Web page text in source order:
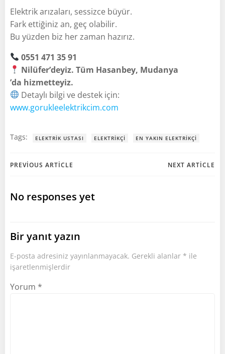
Elektrik arızaları, sessizce büyür.
Fark ettiğiniz an, geç olabilir.
Bu yüzden biz her zaman hazırız.
0551 471 35 91
Nilüfer’deyiz. Tüm Hasanbey, Mudanya
’da hizmetteyiz.
Detaylı bilgi ve destek için:
www.gorukleelektrikcim.com
Tags: ELEKTRIK USTASI ELEKTRIKÇI EN YAKIN ELEKTRIKÇI
Post
navigation
PREVIOUS ARTICLE NEXT ARTICLE
No responses yet
Bir yanıt yazın
E-posta adresiniz yayınlanmayacak. Gerekli alanlar * ile
işaretlenmişlerdir
Yorum *